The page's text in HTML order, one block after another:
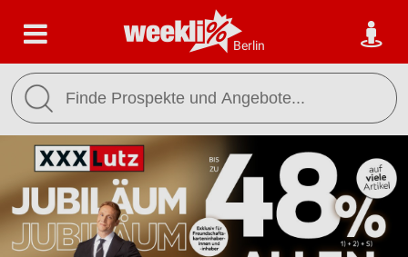
Berlin